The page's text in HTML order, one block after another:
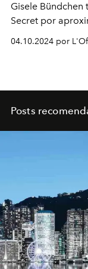
Gisele
Secret por
04.10.2024 por
Posts